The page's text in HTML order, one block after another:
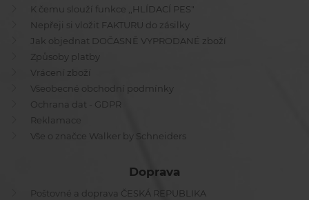
K čemu slouží funkce ,,HLÍDACÍ PES"
Nepřeji si vložit FAKTURU do zásilky
Jak objednat DOČASNĚ VYPRODANÉ zboží
Způsoby platby
Vrácení zboží
Všeobecné obchodní podmínky
Ochrana dat - GDPR
Reklamace
Vše o značce Walker by Schneiders
Doprava
Poštovné a doprava ČESKÁ REPUBLIKA